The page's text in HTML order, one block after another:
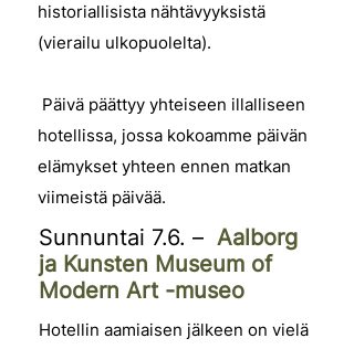
historiallisista nähtävyyksistä
(vierailu ulkopuolelta).
Päivä päättyy yhteiseen illalliseen
hotellissa, jossa kokoamme päivän
elämykset yhteen ennen matkan
viimeistä päivää.
Sunnuntai 7.6. – Aalborg
ja Kunsten Museum of
Modern Art -museo
Hotellin aamiaisen jälkeen on vielä